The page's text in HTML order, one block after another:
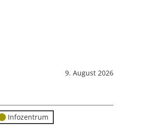
9. August 2026
Infozentrum